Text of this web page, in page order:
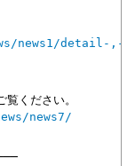
news1/detail-,-
ください。
news7/